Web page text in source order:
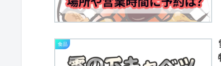
食品